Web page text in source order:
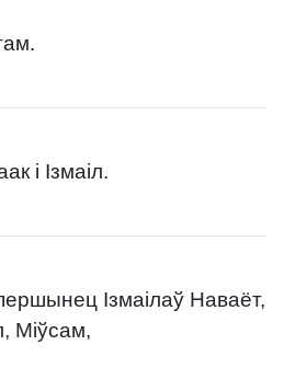
і Ізмаіл.
Ізмаілаў Наваёт,
Міўсам,